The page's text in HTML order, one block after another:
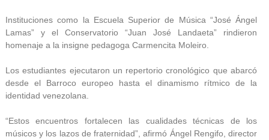
Instituciones como la Escuela Superior de Música “José Ángel
Lamas” y el Conservatorio “Juan José Landaeta” rindieron
homenaje a la insigne pedagoga Carmencita Moleiro.
Los estudiantes ejecutaron un repertorio cronológico que abarcó
desde el Barroco europeo hasta el dinamismo rítmico de la
identidad venezolana.
“Estos encuentros fortalecen las cualidades técnicas de los
músicos y los lazos de fraternidad”, afirmó Ángel Rengifo, director